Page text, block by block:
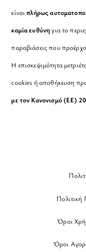
είναιπλήρως
καμία ευθύνηγια το
παραβιάσεις που
Η επισκεψιμότητα
cookies ή αποθήκευση
με τον Κανονισμό (ΕΕ)
Πολιτική
Όροι
Όροι